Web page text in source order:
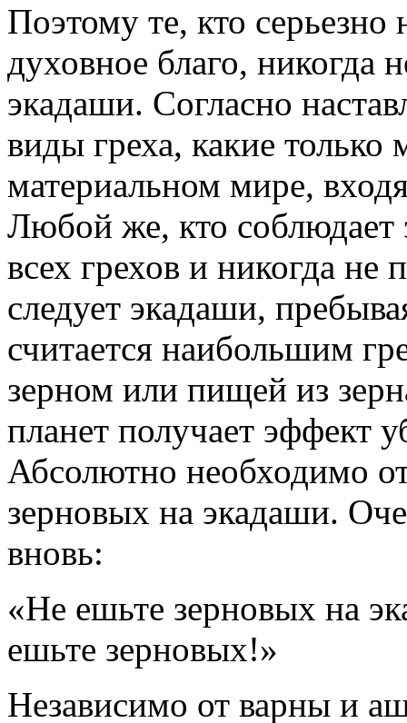
Поэтому те, кто серьезно
духовное благо, никогда
экадаши. Согласно
виды греха, какие только
материальном мире,
Любой же, кто соблюдает
всех грехов и никогда не
следует экадаши,
считается наибольшим
зерном или пищей из
планет получает эффект
Абсолютно необходимо
зерновых на экадаши.
вновь:
«Не ешьте зерновых на
ешьте зерновых!»
Независимо от варны и